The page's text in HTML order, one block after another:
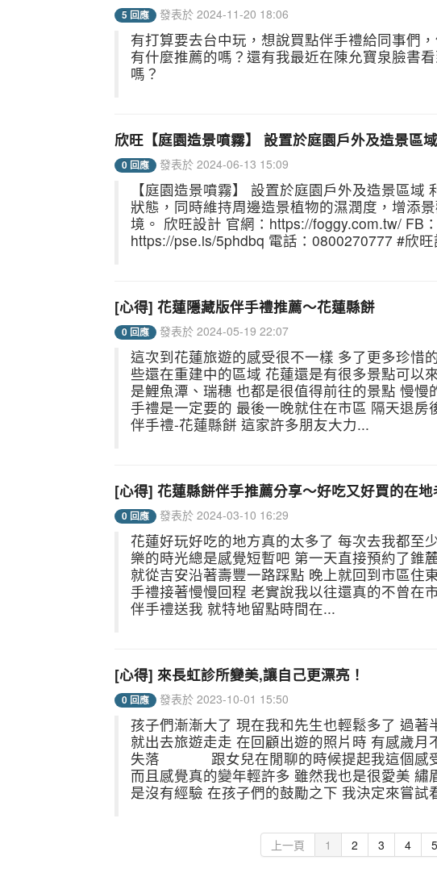
5 回應 發表於 2024-11-20 18:06
有打算要去台中玩，想說買點伴手禮給同事們
有什麼推薦的嗎？還有我最近在陳允寶泉臉書
嗎？
欣旺【庭園造景噴霧】 設置於庭園戶外及造景區域
0 回應 發表於 2024-06-13 15:09
【庭園造景噴霧】 設置於庭園戶外及造景區
狀態，同時維持周邊造景植物的濕潤度，增添
境。 欣旺設計 官網：https://foggy.com.tw/ FB
https://pse.is/5phdbq 電話：0800270777 #欣
[心得] 花蓮隱藏版伴手禮推薦～花蓮縣餅
0 回應 發表於 2024-05-19 22:07
這次到花蓮旅遊的感受很不一樣 多了更多珍惜
些還在重建中的區域 花蓮還是有很多景點可以
是鯉魚潭、瑞穗 也都是很值得前往的景點 慢
手禮是一定要的 最後一晚就住在市區 隔天退
伴手禮-花蓮縣餅 這家許多朋友大力...
[心得] 花蓮縣餅伴手推薦分享～好吃又好買的在地
0 回應 發表於 2024-03-10 16:29
花蓮好玩好吃的地方真的太多了 每次去我都至
樂的時光總是感覺短暫吧 第一天直接預約了錐
就從吉安沿著壽豐一路踩點 晚上就回到市區住
手禮接著慢慢回程 老實說我以往還真的不曾在
伴手禮送我 就特地留點時間在...
[心得] 來長虹診所變美,讓自己更漂亮！
0 回應 發表於 2023-10-01 15:50
孩子們漸漸大了 現在我和先生也輕鬆多了 過
就出去旅遊走走 在回顧出遊的照片時 有感歲
失落 跟女兒在閒聊的時候提起我這個感受
而且感覺真的變年輕許多 雖然我也是很愛美
是沒有經驗 在孩子們的鼓勵之下 我決定
上一頁 1 2 3 4 5